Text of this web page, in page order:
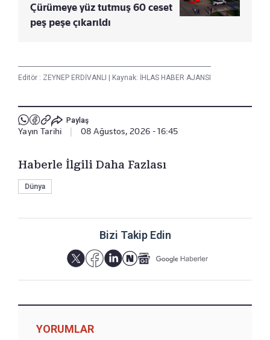
Çürümeye yüz tutmuş 60 ceset
peş peşe çıkarıldı
Editör : ZEYNEP ERDİVANLI | Kaynak: İHLAS HABER AJANSI
Paylaş
Yayın Tarihi 08 Ağustos, 2026 - 16:45
Haberle İlgili Daha Fazlası
Dünya
Bizi Takip Edin
YORUMLAR